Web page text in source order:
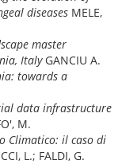
diseases MELE,
master
ItalyGANCIU A.
towards a
data infrastructure
M.
Climatico: il caso di
L.; FALDI, G.